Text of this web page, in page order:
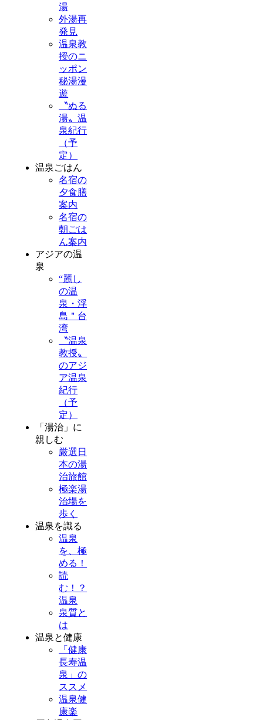
湯
外湯再
発見
温泉教
授のニ
ッポン
秘湯漫
遊
〝ぬる
湯〟温
泉紀行
（予
定）
温泉ごはん
名宿の
夕食膳
案内
名宿の
朝ごは
ん案内
アジアの温
泉
“麗し
の温
泉・浮
島＂台
湾
〝温泉
教授〟
のアジ
ア温泉
紀行
（予
定）
「湯治」に
親しむ
厳選日
本の湯
治旅館
極楽湯
治場を
歩く
温泉を識る
温泉
を、極
める！
読
む！？
温泉
泉質と
は
温泉と健康
「健康
長寿温
泉」の
ススメ
温泉健
康楽